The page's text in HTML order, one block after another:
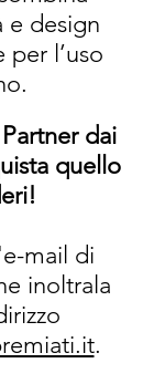
e design
l’uso
dai
quello
mail di
inoltrala
.